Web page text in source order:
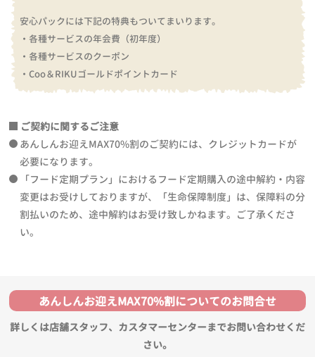
安心パックには下記の特典もついてまいります。
・各種サービスの年会費（初年度）
・各種サービスのクーポン
・Coo＆RIKUゴールドポイントカード
ご契約に関するご注意
あんしんお迎えMAX70%割のご契約には、クレジットカードが
必要になります。
「フード定期プラン」におけるフード定期購入の途中解約・内容
変更はお受けしておりますが、「生命保障制度」は、保障料の分
割払いのため、途中解約はお受け致しかねます。ご了承くださ
い。
あんしんお迎えMAX70%割についてのお問合せ
詳しくは店舗スタッフ、カスタマーセンターまでお問い合わせくだ
さい。